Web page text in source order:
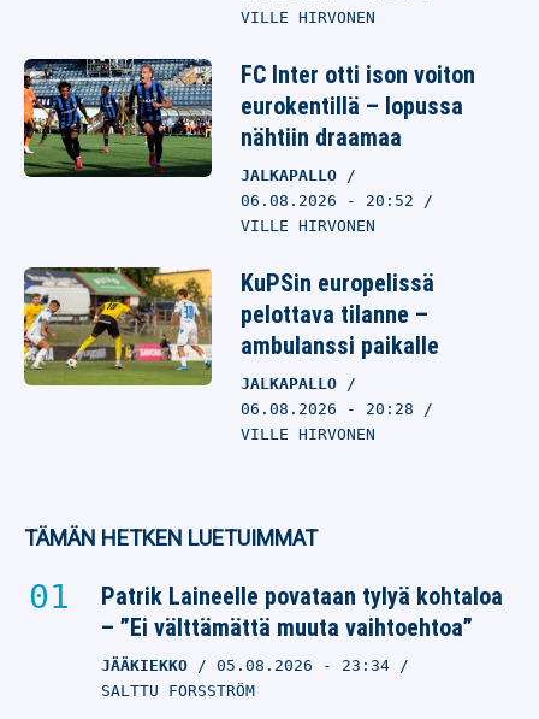
VILLE HIRVONEN
FC Inter otti ison voiton
eurokentillä – lopussa
nähtiin draamaa
JALKAPALLO
06.08.2026 - 20:52
VILLE HIRVONEN
KuPSin europelissä
pelottava tilanne –
ambulanssi paikalle
JALKAPALLO
06.08.2026 - 20:28
VILLE HIRVONEN
TÄMÄN HETKEN LUETUIMMAT
Patrik Laineelle povataan tylyä kohtaloa
– ”Ei välttämättä muuta vaihtoehtoa”
JÄÄKIEKKO 05.08.2026 - 23:34
SALTTU FORSSTRÖM